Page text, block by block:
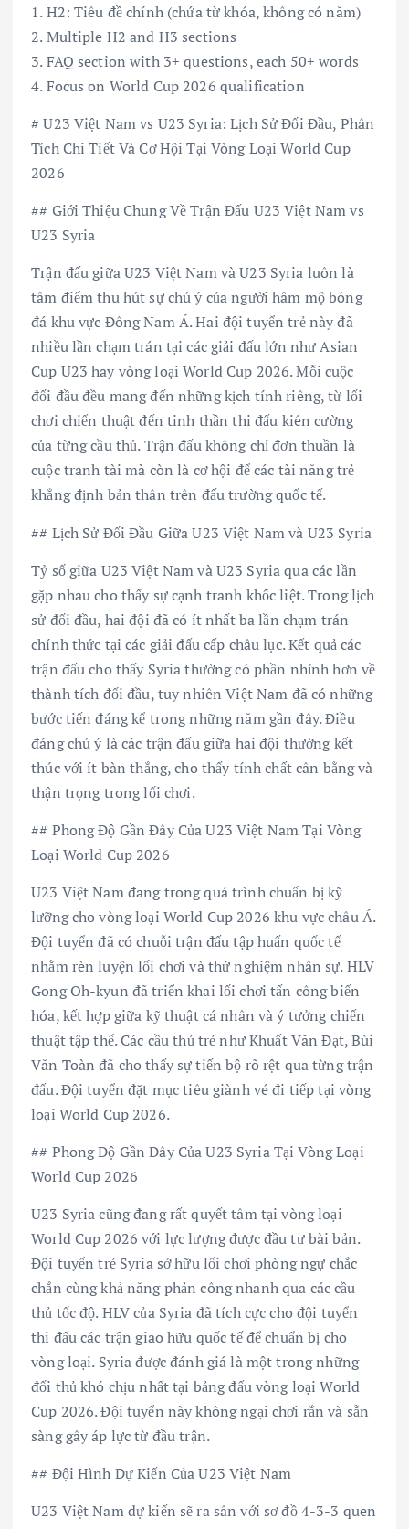
1. H2: Tiêu đề chính (chứa từ khóa, không có năm)
2. Multiple H2 and H3 sections
3. FAQ section with 3+ questions, each 50+ words
4. Focus on World Cup 2026 qualification
# U23 Việt Nam vs U23 Syria: Lịch Sử Đối Đầu, Phân
Tích Chi Tiết Và Cơ Hội Tại Vòng Loại World Cup
2026
## Giới Thiệu Chung Về Trận Đấu U23 Việt Nam vs
U23 Syria
Trận đấu giữa U23 Việt Nam và U23 Syria luôn là
tâm điểm thu hút sự chú ý của người hâm mộ bóng
đá khu vực Đông Nam Á. Hai đội tuyển trẻ này đã
nhiều lần chạm trán tại các giải đấu lớn như Asian
Cup U23 hay vòng loại World Cup 2026. Mỗi cuộc
đối đầu đều mang đến những kịch tính riêng, từ lối
chơi chiến thuật đến tinh thần thi đấu kiên cường
của từng cầu thủ. Trận đấu không chỉ đơn thuần là
cuộc tranh tài mà còn là cơ hội để các tài năng trẻ
khẳng định bản thân trên đấu trường quốc tế.
## Lịch Sử Đối Đầu Giữa U23 Việt Nam và U23 Syria
Tỷ số giữa U23 Việt Nam và U23 Syria qua các lần
gặp nhau cho thấy sự cạnh tranh khốc liệt. Trong lịch
sử đối đầu, hai đội đã có ít nhất ba lần chạm trán
chính thức tại các giải đấu cấp châu lục. Kết quả các
trận đấu cho thấy Syria thường có phần nhỉnh hơn về
thành tích đối đầu, tuy nhiên Việt Nam đã có những
bước tiến đáng kể trong những năm gần đây. Điều
đáng chú ý là các trận đấu giữa hai đội thường kết
thúc với ít bàn thắng, cho thấy tính chất cân bằng và
thận trọng trong lối chơi.
## Phong Độ Gần Đây Của U23 Việt Nam Tại Vòng
Loại World Cup 2026
U23 Việt Nam đang trong quá trình chuẩn bị kỹ
lưỡng cho vòng loại World Cup 2026 khu vực châu Á.
Đội tuyển đã có chuỗi trận đấu tập huấn quốc tế
nhằm rèn luyện lối chơi và thử nghiệm nhân sự. HLV
Gong Oh-kyun đã triển khai lối chơi tấn công biến
hóa, kết hợp giữa kỹ thuật cá nhân và ý tưởng chiến
thuật tập thể. Các cầu thủ trẻ như Khuất Văn Đạt, Bùi
Văn Toàn đã cho thấy sự tiến bộ rõ rệt qua từng trận
đấu. Đội tuyển đặt mục tiêu giành vé đi tiếp tại vòng
loại World Cup 2026.
## Phong Độ Gần Đây Của U23 Syria Tại Vòng Loại
World Cup 2026
U23 Syria cũng đang rất quyết tâm tại vòng loại
World Cup 2026 với lực lượng được đầu tư bài bản.
Đội tuyển trẻ Syria sở hữu lối chơi phòng ngự chắc
chắn cùng khả năng phản công nhanh qua các cầu
thủ tốc độ. HLV của Syria đã tích cực cho đội tuyển
thi đấu các trận giao hữu quốc tế để chuẩn bị cho
vòng loại. Syria được đánh giá là một trong những
đối thủ khó chịu nhất tại bảng đấu vòng loại World
Cup 2026. Đội tuyển này không ngại chơi rắn và sẵn
sàng gây áp lực từ đầu trận.
## Đội Hình Dự Kiến Của U23 Việt Nam
U23 Việt Nam dự kiến sẽ ra sân với sơ đồ 4-3-3 quen